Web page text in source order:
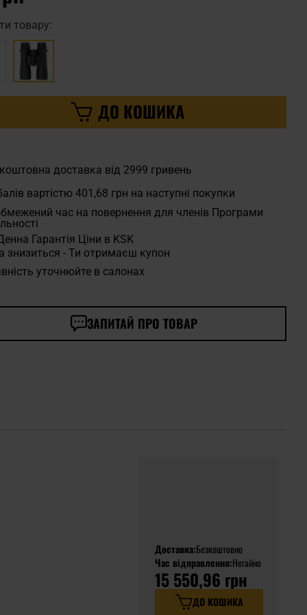
товару:
ДО КОШИКА
доставка від 2999 гривень
вартістю 401,68 грн на наступні покупки
час на повернення для членів Програми
Гарантія Ціни в KSK
знизиться - Ти отримаєш купон
уточнюйте в салонах
ЗАПИТАЙ ПРО ТОВАР
Доставка:Безкоштовно
Час відправлення:Негайно
15 550,96 грн
ДО КОШИКА